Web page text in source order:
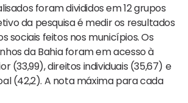
foram divididos em 12 grupos
da pesquisa é medir os resultados
sociais feitos nos municípios. Os
da Bahia foram em acesso à
(33,99), direitos individuais (35,67) e
(42,2). A nota máxima para cada